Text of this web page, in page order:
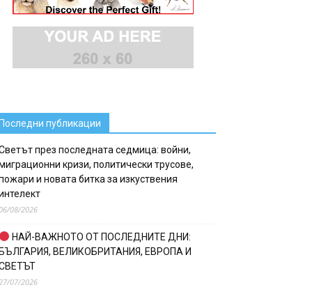
публикации
през последната седмица: войни,
кризи, политически трусове,
и новата битка за изкуствения
08/2026
НАЙ-ВАЖНОТО ОТ ПОСЛЕДНИТЕ ДНИ:
ВЕЛИКОБРИТАНИЯ, ЕВРОПА И
07/2026